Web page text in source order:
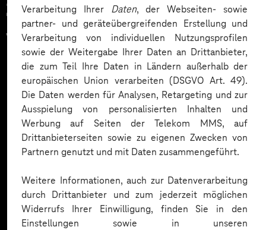
Verarbeitung Ihrer Daten, der Webseiten- sowie
partner- und geräteübergreifenden Erstellung und
Verarbeitung von individuellen Nutzungsprofilen
sowie der Weitergabe Ihrer Daten an Drittanbieter,
die zum Teil Ihre Daten in Ländern außerhalb der
europäischen Union verarbeiten (DSGVO Art. 49).
Die Daten werden für Analysen, Retargeting und zur
Ausspielung von personalisierten Inhalten und
Werbung auf Seiten der Telekom MMS, auf
Drittanbieterseiten sowie zu eigenen Zwecken von
Partnern genutzt und mit Daten zusammengeführt.
Weitere Informationen, auch zur Datenverarbeitung
durch Drittanbieter und zum jederzeit möglichen
Widerrufs Ihrer Einwilligung, finden Sie in den
Einstellungen sowie in unseren
Zahlreiche Unternehmen
vertrauen auf unsere
Expertise. Hier eine Auswahl: